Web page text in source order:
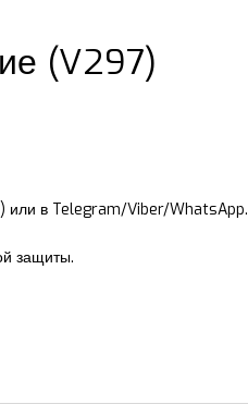
(V297)
) или в Telegram/Viber/WhatsApp.
защиты.